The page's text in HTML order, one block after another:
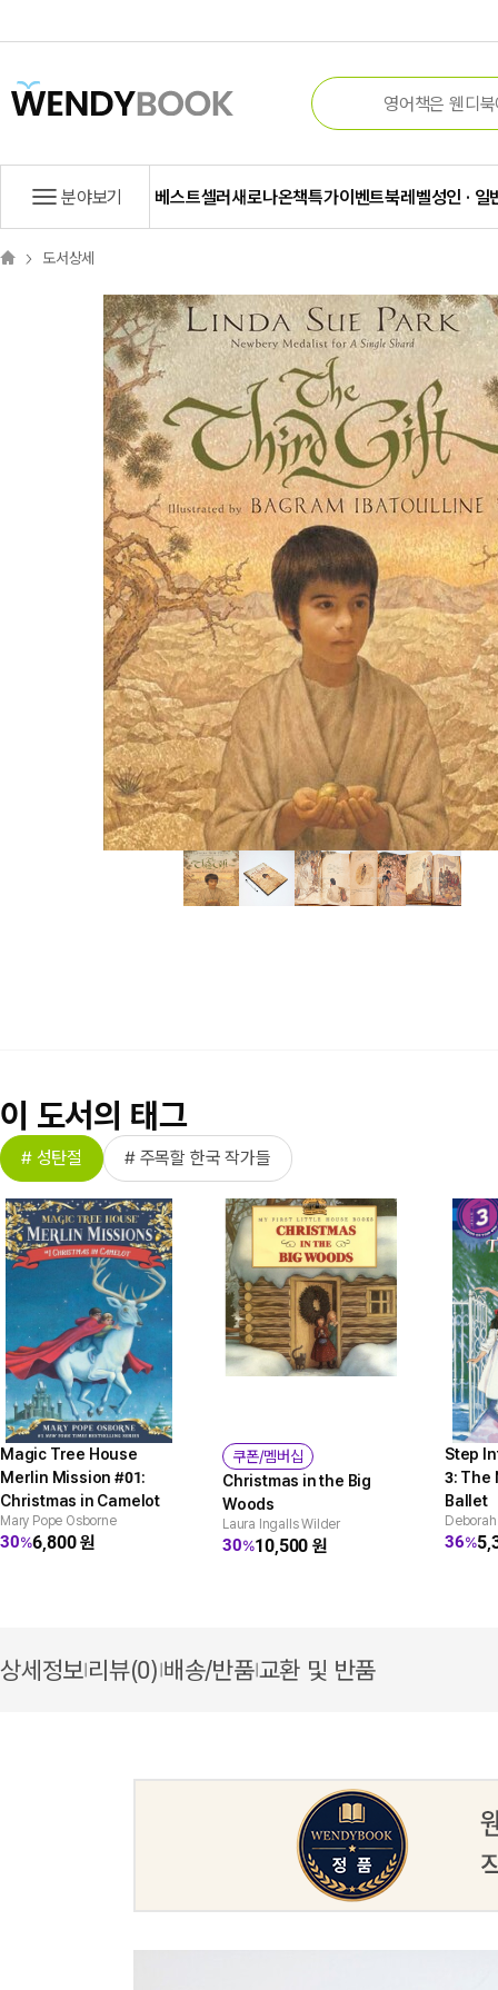
분야보기 베스트셀러새로나온책특가이벤트북레벨성인 · 일
도서상세
이 도서의 태그
# 성탄절 # 주목할 한국 작가들
Magic Tree House
Merlin Mission #01:
Christmas in Camelot
Mary Pope Osborne
30%6,800원
쿠폰/멤버십
Christmas in the Big
Woods
Laura Ingalls Wilder
30%10,500원
Step
3: The
Ballet
36%
상세정보|리뷰(0)|배송/반품|교환 및 반품